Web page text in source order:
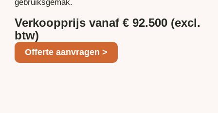
gebruiksgemak.
Verkoopprijs vanaf € 92.500 (excl.
btw)
Offerte aanvragen >